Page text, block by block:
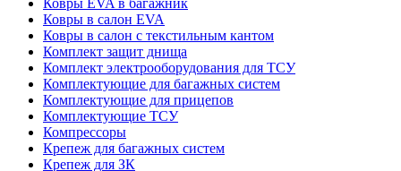
Ковры EVA в багажник
Ковры в салон EVA
Ковры в салон с текстильным кантом
Комплект защит днища
Комплект электрооборудования для ТСУ
Комплектующие для багажных систем
Комплектующие для прицепов
Комплектующие ТСУ
Компрессоры
Крепеж для багажных систем
Крепеж для ЗК